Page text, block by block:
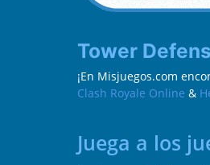
Tower
¡En Misjuegos.com
Clash Royale Online &
Juega a los